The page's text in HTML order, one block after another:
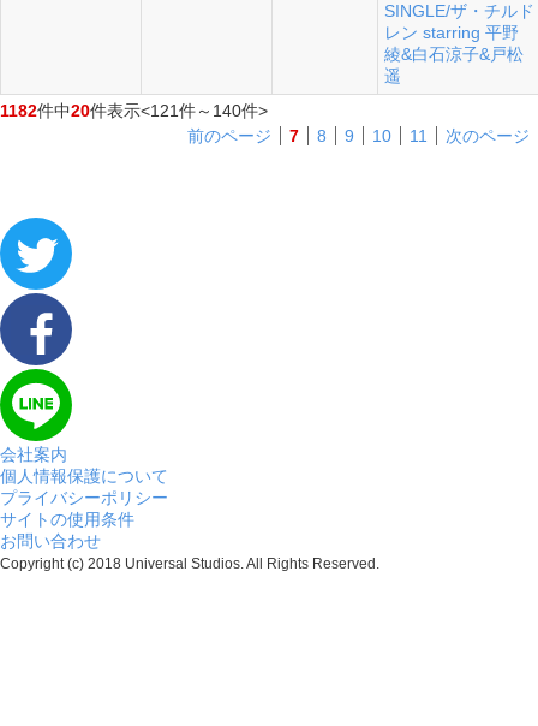
SINGLE/ザ・チルド
レン starring 平野
綾&白石涼子&戸松
遥
1182件中20件表示<121件～140件>
前のページ
7 8 9 10 11 次のページ
会社案内
個人情報保護について
プライバシーポリシー
サイトの使用条件
お問い合わせ
Copyright (c) 2018 Universal Studios. All Rights Reserved.